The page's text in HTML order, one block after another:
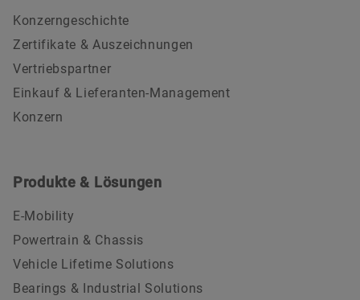
Konzerngeschichte
Zertifikate & Auszeichnungen
Vertriebspartner
Einkauf & Lieferanten-Management
Konzern
Produkte & Lösungen
E-Mobility
Powertrain & Chassis
Vehicle Lifetime Solutions
Bearings & Industrial Solutions